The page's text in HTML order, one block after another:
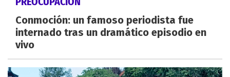
Conmoción: un famoso periodista fue
internado tras un dramático episodio en
vivo